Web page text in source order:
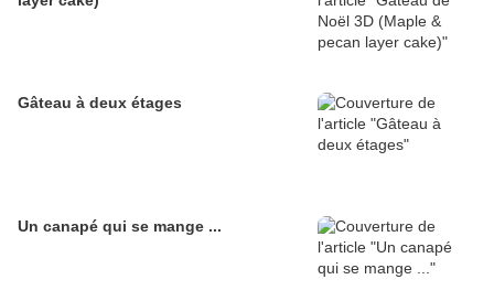
Gâteau à deux étages
Un canapé qui se mange ...